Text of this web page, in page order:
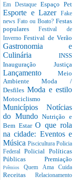
Em Destaque Espaço Pet
Esporte e Lazer
Fake
news Fato ou Boato? Festas
popularesFestival de
InvernoFestival de Verão
Gastronomia e
Culinária INSS
Inauguração Justiça
Lançamento Meio
AmbienteModa /
Desfiles Moda e estilo
Motociclismo
Municípios Notícias
do MundoNutrição e
Bem EstarO que rola
na cidade: Eventos e
Música Piscicultura Policia
Federal Policial Políticas
Públicas Premiação
PrêmiosQuem Ama Cuida
Receitas Relacionamento